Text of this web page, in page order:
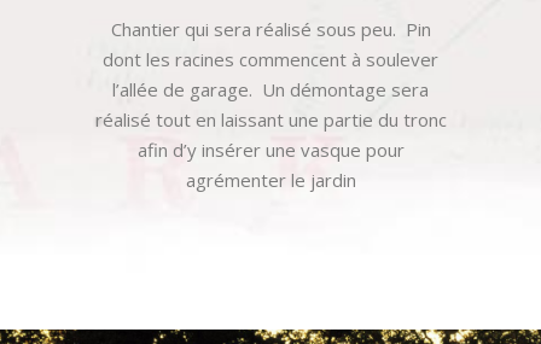
Chantier qui sera réalisé sous peu. Pin
dont les racines commencent à soulever
l’allée de garage. Un démontage sera
réalisé tout en laissant une partie du tronc
afin d’y insérer une vasque pour
agrémenter le jardin